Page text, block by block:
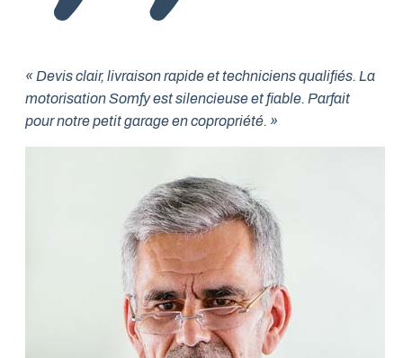
« Devis clair, livraison rapide et techniciens qualifiés. La
motorisation Somfy est silencieuse et fiable. Parfait
pour notre petit garage en copropriété. »